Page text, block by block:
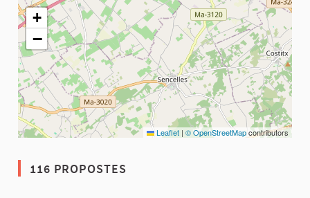
El següent element és un mapa que presenta els
+
−
Leaflet | © OpenStreetMapcontributors
116 PROPOSTES